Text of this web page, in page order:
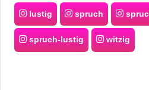
lustig spruch
spruch-lustig witzig